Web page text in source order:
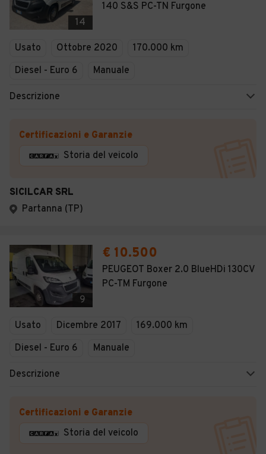
Camper
Veicoli Commerciali
14
140 S&S PC-TN Furgone
Usato Ottobre 2020
170.000 km
Diesel - Euro 6
Manuale
Descrizione
Certificazioni e Garanzie
Storia del veicolo
SICILCAR SRL
Partanna (TP)
9
€ 10.500
PEUGEOT Boxer 2.0 BlueHDi 130CV
PC-TM Furgone
Usato Dicembre 2017
169.000 km
Diesel - Euro 6
Manuale
Descrizione
Certificazioni e Garanzie
Storia del veicolo